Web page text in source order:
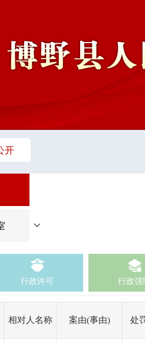
开
行政许可 行政强
相对人名称 案由(事由) 处